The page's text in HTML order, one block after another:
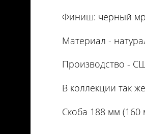
Финиш: черный
Материал -
Производство -
В коллекции так
Скоба 188 мм (160